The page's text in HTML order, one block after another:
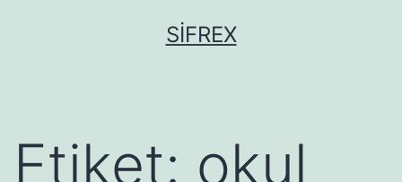
SIFREX
Etiket: okul